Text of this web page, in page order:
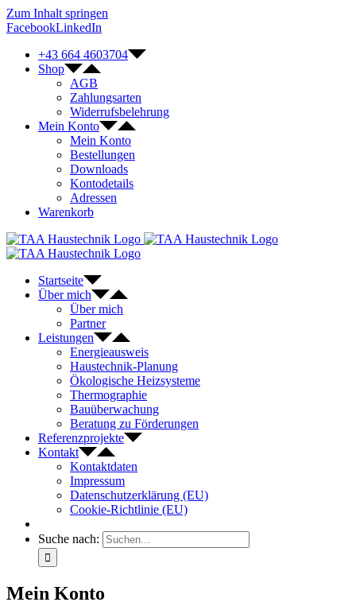
Zum Inhalt springen
FacebookLinkedIn
+43 664 4603704
Shop
AGB
Zahlungsarten
Widerrufsbelehrung
Mein Konto
Mein Konto
Bestellungen
Downloads
Kontodetails
Adressen
Warenkorb
Startseite
Über mich
Über mich
Partner
Leistungen
Energieausweis
Haustechnik-Planung
Ökologische Heizsysteme
Thermographie
Bauüberwachung
Beratung zu Förderungen
Referenzprojekte
Kontakt
Kontaktdaten
Impressum
Datenschutzerklärung (EU)
Cookie-Richtlinie (EU)
Suche nach:
Mein Konto